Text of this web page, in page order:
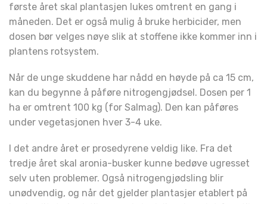
første året skal plantasjen lukes omtrent en gang i
måneden. Det er også mulig å bruke herbicider, men
dosen bør velges nøye slik at stoffene ikke kommer inn i
plantens rotsystem.
Når de unge skuddene har nådd en høyde på ca 15 cm,
kan du begynne å påføre nitrogengjødsel. Dosen per 1
ha er omtrent 100 kg (for Salmag). Den kan påføres
under vegetasjonen hver 3-4 uke.
I det andre året er prosedyrene veldig like. Fra det
tredje året skal aronia-busker kunne bedøve ugresset
selv uten problemer. Også nitrogengjødsling blir
unødvendig, og når det gjelder plantasjer etablert på